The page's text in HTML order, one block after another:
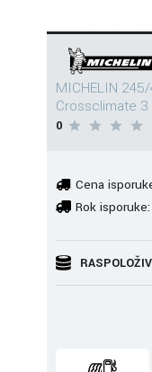
MICHELIN
Crossclimate
0
Cena
Rok isporuke: